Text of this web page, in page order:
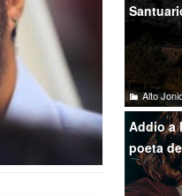
Alto
Addio a
poeta